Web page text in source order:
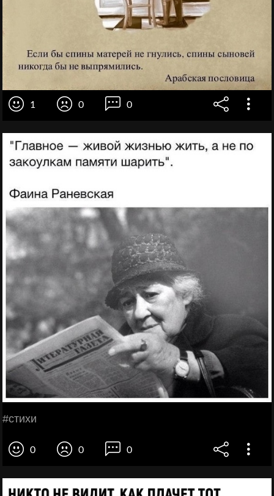
1 0 0
#стихи
0 0 0